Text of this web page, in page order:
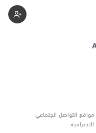
التواصل الجتماعي